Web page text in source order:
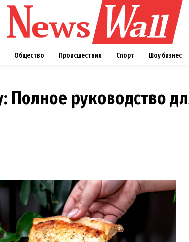
Общество Происшествия Спорт Шоу бизнес
Полное руководство